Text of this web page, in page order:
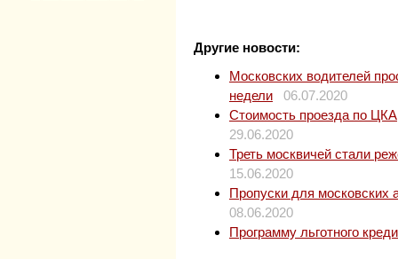
Другие новости:
Московских водителей
недели
06.07.2020
Стоимость проезда по
29.06.2020
Треть москвичей стали
15.06.2020
Пропуски для московских
08.06.2020
Программу льготного